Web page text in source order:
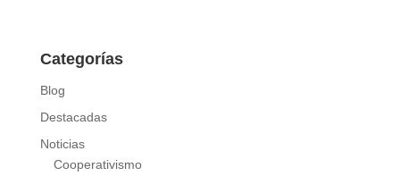
Categorías
Blog
Destacadas
Noticias
Cooperativismo